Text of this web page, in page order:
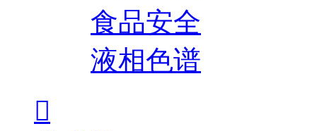
食品安全
液相色谱
